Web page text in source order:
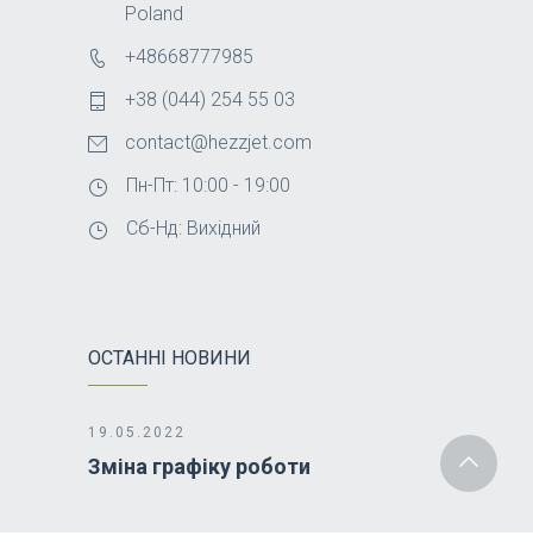
Poland
+48668777985
+38 (044) 254 55 03
contact@hezzjet.com
Пн-Пт: 10:00 - 19:00
Сб-Нд: Вихідний
ОСТАННІ НОВИНИ
19.05.2022
Зміна графіку роботи